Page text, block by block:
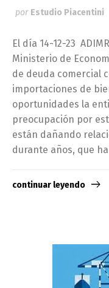
por Estudio Piacentini
El día 14-12-23
Ministerio de
de deuda comercial
importaciones de
oportunidades la
preocupación por
están dañando
durante años, que
continuar leyendo